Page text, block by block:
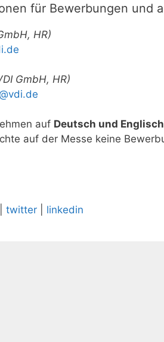
für Bewerbungen und
HR)
GmbH, HR)
auf Deutsch und Englisch
auf der Messe keine
twitter linkedin